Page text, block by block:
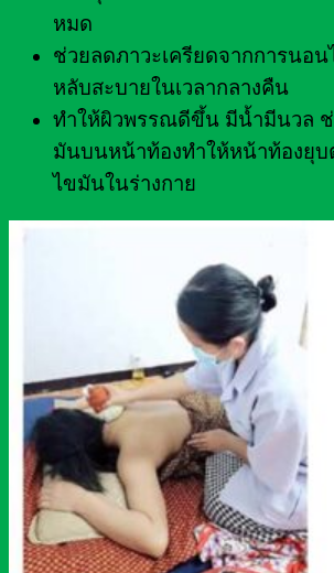
หมด
ช่วยลดภาวะเครียดจากการนอ
หลับสะบายในเวลากลางคืน
ทำให้ผิวพรรณดีขึ้น มีน้ำมีนวล ช่
มันบนหน้าท้องทำให้หน้าท้องยุบ
ไขมันในร่างกาย